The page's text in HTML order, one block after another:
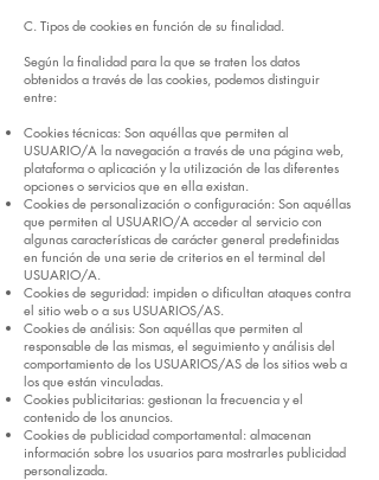
C. Tipos de cookies en función de su finalidad.
Según la finalidad para la que se traten los datos
obtenidos a través de las cookies, podemos distinguir
entre:
Cookies técnicas: Son aquéllas que permiten al
USUARIO/A la navegación a través de una página web,
plataforma o aplicación y la utilización de las diferentes
opciones o servicios que en ella existan.
Cookies de personalización o configuración: Son aquéllas
que permiten al USUARIO/A acceder al servicio con
algunas características de carácter general predefinidas
en función de una serie de criterios en el terminal del
USUARIO/A.
Cookies de seguridad: impiden o dificultan ataques contra
el sitio web o a sus USUARIOS/AS.
Cookies de análisis: Son aquéllas que permiten al
responsable de las mismas, el seguimiento y análisis del
comportamiento de los USUARIOS/AS de los sitios web a
los que están vinculadas.
Cookies publicitarias: gestionan la frecuencia y el
contenido de los anuncios.
Cookies de publicidad comportamental: almacenan
información sobre los usuarios para mostrarles publicidad
personalizada.